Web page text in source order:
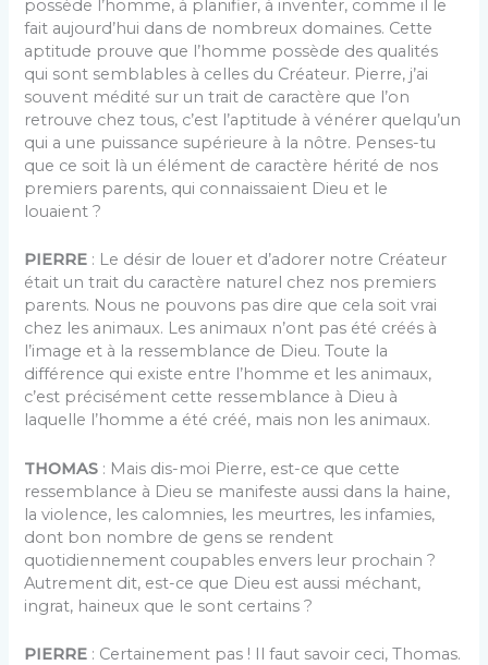
possède l’homme, à planifier, à inventer, comme il le
fait aujourd’hui dans de nombreux domaines. Cette
aptitude prouve que l’homme possède des qualités
qui sont semblables à celles du Créateur. Pierre, j’ai
souvent médité sur un trait de caractère que l’on
retrouve chez tous, c’est l’aptitude à vénérer quelqu’un
qui a une puissance supérieure à la nôtre. Penses-tu
que ce soit là un élément de caractère hérité de nos
premiers parents, qui connaissaient Dieu et le
louaient ?
PIERRE : Le désir de louer et d’adorer notre Créateur
était un trait du caractère naturel chez nos premiers
parents. Nous ne pouvons pas dire que cela soit vrai
chez les animaux. Les animaux n’ont pas été créés à
l’image et à la ressemblance de Dieu. Toute la
différence qui existe entre l’homme et les animaux,
c’est précisément cette ressemblance à Dieu à
laquelle l’homme a été créé, mais non les animaux.
THOMAS : Mais dis-moi Pierre, est-ce que cette
ressemblance à Dieu se manifeste aussi dans la haine,
la violence, les calomnies, les meurtres, les infamies,
dont bon nombre de gens se rendent
quotidiennement coupables envers leur prochain ?
Autrement dit, est-ce que Dieu est aussi méchant,
ingrat, haineux que le sont certains ?
PIERRE : Certainement pas ! Il faut savoir ceci, Thomas.